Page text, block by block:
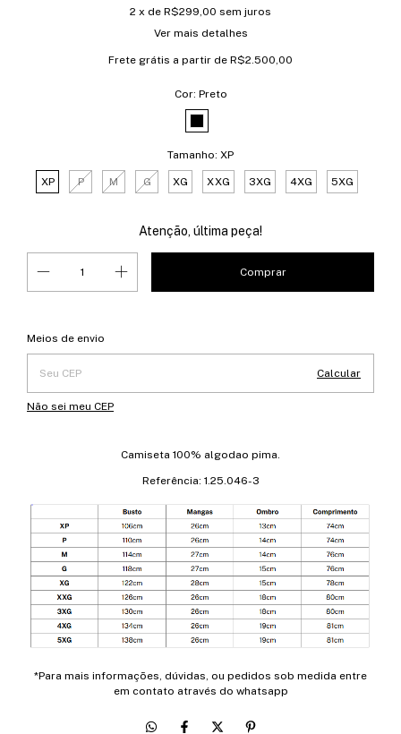
2 x de R$299,00 sem juros
Ver mais detalhes
Frete grátis a partir de R$2.500,00
Cor: Preto
Tamanho: XP
XP P M G XG XXG 3XG 4XG 5XG
Atenção, última peça!
Entregas para o CEP:
Meios de envio
Calcular
Não sei meu CEP
Camiseta 100% algodao pima.
Referência: 1.25.046-3
*Para mais informações, dúvidas, ou pedidos sob medida entre
em contato através do whatsapp